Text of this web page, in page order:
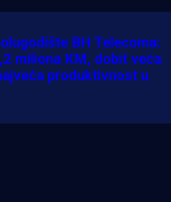
BH Telecoma:
miliona KM, dobit veća
produktivnost u